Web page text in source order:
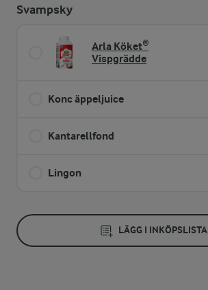
Svampsky
Arla Köket®
Vispgrädde
Konc äppeljuice
Kantarellfond
Lingon
LÄGG I INKÖPSLISTA